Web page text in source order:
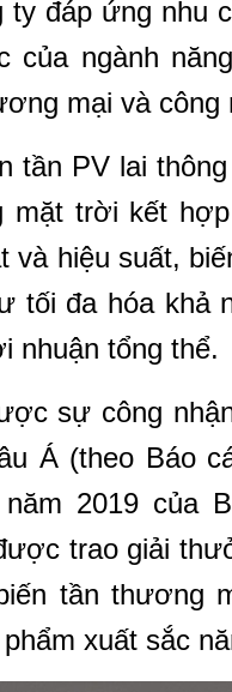
ty đáp ứng nhu
của ngành
mại và công
tần PV lai
mặt trời kết
và hiệu suất,
tối đa hóa khả
nhuận tổng thể.
sự công
Á (theo Báo
2019 của
trao giải
tần thương
xuất sắc